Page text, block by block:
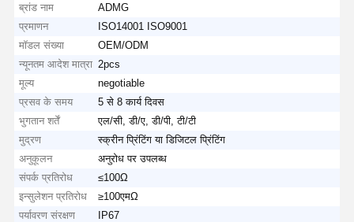
ब्रांड नाम
ADMG
प्रमाणन
ISO14001 ISO9001
मॉडल संख्या
OEM/ODM
न्यूनतम आदेश मात्रा 2pcs
मूल्य
negotiable
प्रसव के समय
5 से 8 कार्य दिवस
भुगतान शर्तें
एल/सी, डी/ए, डी/पी, टी/टी
मुद्रण
स्क्रीन प्रिंटिंग या डिजिटल प्रिंटिंग
अनुकूलन
अनुरोध पर उपलब्ध
संपर्क प्रतिरोध
≤100Ω
इन्सुलेशन प्रतिरोध
≥100एमΩ
पर्यावरण संरक्षण
IP67